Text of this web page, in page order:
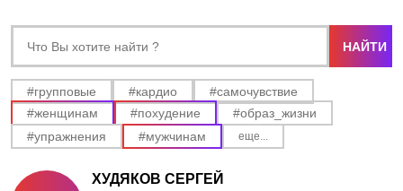
АКЦИИ
НОВОСТИ
#групповые #кардио
#самочувствие
#женщинам
#похудение
#образ_жизни
#упражнения
#мужчинам еще...
ХУДЯКОВ СЕРГЕЙ